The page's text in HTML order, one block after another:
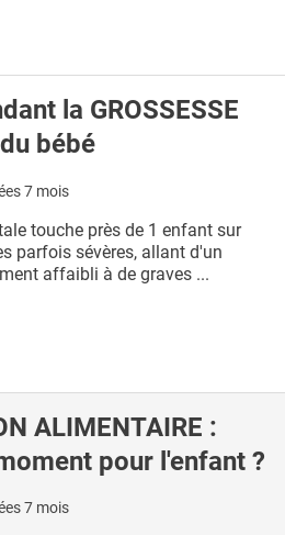
la GROSSESSE
bébé
7 mois
touche près de 1 enfant sur
parfois sévères, allant d'un
affaibli à de graves ...
ALIMENTAIRE :
pour l'enfant ?
7 mois